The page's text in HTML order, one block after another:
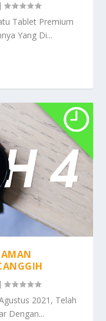
|
Tablet Premium
Yang Di...
|
2021, Telah
Dengan...